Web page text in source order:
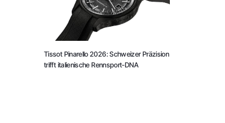
Tissot Pinarello 2026: Schweizer Präzision
trifft italienische Rennsport-DNA